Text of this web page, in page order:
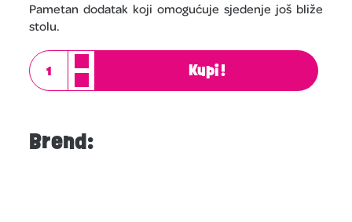
Pametan dodatak koji omogućuje sjedenje još bliže
stolu.
Kupi!
Brend: